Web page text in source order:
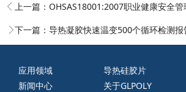
上一篇： OHSAS18001:2007职业健康安全
下一篇： 导热凝胶快速温变500个循环检测报
应用领域 导热硅胶片
新闻中心
关于GLPOLY